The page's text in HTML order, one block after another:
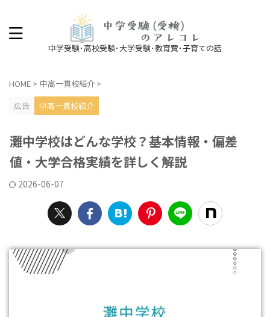
中学受験･高校受験･大学受験･教育費･子育ての話
HOME > 中高一貫校紹介 >
広告
中高一貫校紹介
灘中学校はどんな学校？基本情報・偏差
値・大学合格実績を詳しく解説
2026-06-07